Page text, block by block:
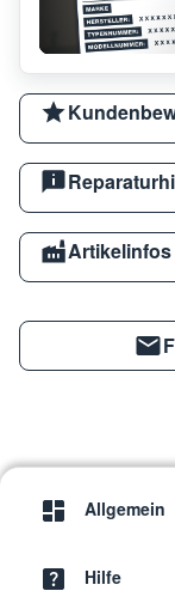
Artikelinfos
Allgemein
Hilfe